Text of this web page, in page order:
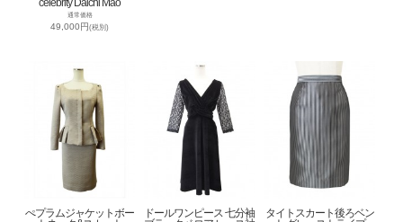
celebrity Daichi Mao
通常価格
49,000円(税別)
ぺプラムジャケットボー
ドールワンピース 七分袖
タイトスカート後ろベン